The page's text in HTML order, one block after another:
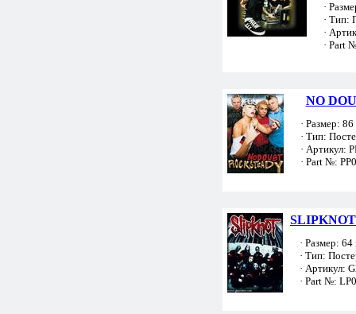
·
· Тип:
·
· Part
NO
· Размер: 86
· Тип:
· Артикул:
· Part №:
· Размер: 64
· Тип:
· Артикул:
· Part №: